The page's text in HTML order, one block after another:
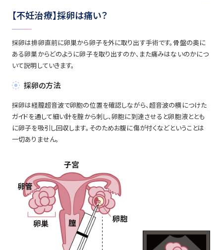
【不妊治療】採卵は痛い？
採卵は排卵直前に卵巣から卵子を外に取り出す手術です。骨盤の奥に
ある卵巣からどのように卵子を取り出すのか、また痛みはないのかにつ
いて説明していきます。
採卵の方法
採卵は経膣超音波で卵胞の位置を確認しながら、超音波の横につけた
ガイドを通して細い針を腟から刺し、卵胞に到達させると卵胞液ととも
に卵子を吸引し回収します。そのためお腹に傷が付くなどということは
一切ありません。